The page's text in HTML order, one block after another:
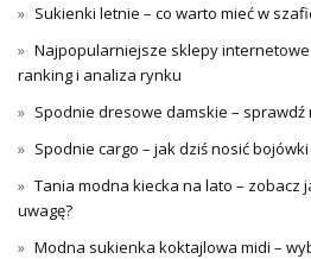
Sukienki letnie – co warto mieć w
Najpopularniejsze sklepy internetowe
ranking i analiza rynku
Spodnie dresowe damskie –
Spodnie cargo – jak dziś nosić
Tania modna kiecka na lato – zobacz
uwagę?
Modna sukienka koktajlowa midi –